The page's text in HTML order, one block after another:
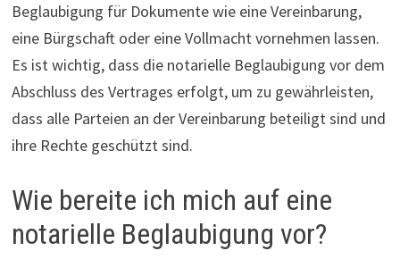
Beglaubigung für Dokumente wie eine Vereinbarung,
eine Bürgschaft oder eine Vollmacht vornehmen lassen.
Es ist wichtig, dass die notarielle Beglaubigung vor dem
Abschluss des Vertrages erfolgt, um zu gewährleisten,
dass alle Parteien an der Vereinbarung beteiligt sind und
ihre Rechte geschützt sind.
Wie bereite ich mich auf eine
notarielle Beglaubigung vor?